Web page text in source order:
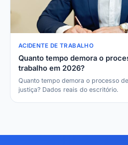
ACIDENTE DE TRABALHO
Quanto tempo demora o
trabalho em 2026?
Quanto tempo demora o processo
justiça? Dados reais do escritório.